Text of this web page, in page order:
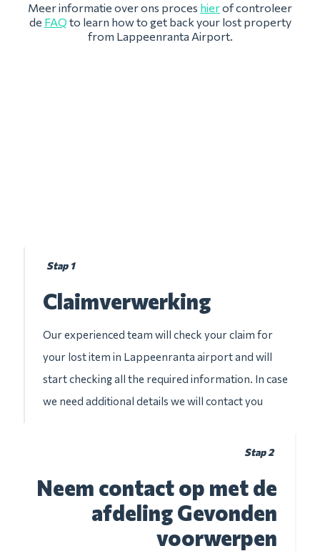
Meer informatie over ons proces hierof controleer
de FAQ to learn how to get back your lost property
from Lappeenranta Airport.
Stap 1
Claimverwerking
Our experienced team will check your claim for
your lost item in Lappeenranta airport and will
start checking all the required information. In case
we need additional details we will contact you
Stap 2
Neem contact op met de
afdeling Gevonden
voorwerpen